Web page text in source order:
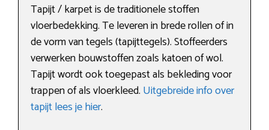
Tapijt / karpet is de traditionele stoffen
vloerbedekking. Te leveren in brede rollen of in
de vorm van tegels (tapijttegels). Stoffeerders
verwerken bouwstoffen zoals katoen of wol.
Tapijt wordt ook toegepast als bekleding voor
trappen of als vloerkleed. Uitgebreide info over
tapijt lees je hier.